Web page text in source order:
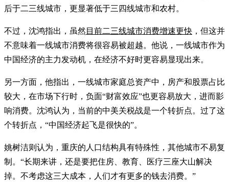
后于二三线城市，更显著低于三四线城市和农村。
不过，沈鸿指出，虽然 目前二三线城市消费增速更快 ，但这并
不意味着一线城市消费将很容易被超越。他说，一线城市作为
中国经济的主力发动机，在经济不好时更容易显现出来。
另一方面，他指出，一线城市家庭总资产中，房产和股票占比
较大，在市场下行时，负面“财富效应”也更容易放大，进而影
响消费。沈鸿认为，当前的中美关税战是一个转折点。过了这
个转折点，“中国经济起飞是很快的”。
姚树洁则认为，重庆的人口结构具有特殊性，其他城市不易复
制。“长期来讲，还是要把住房、教育、医疗三座大山解决
掉。不考虑这三大成本，人们才有更多的钱去消费。”